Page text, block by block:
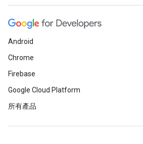
Android
Chrome
Firebase
Google Cloud Platform
所有產品